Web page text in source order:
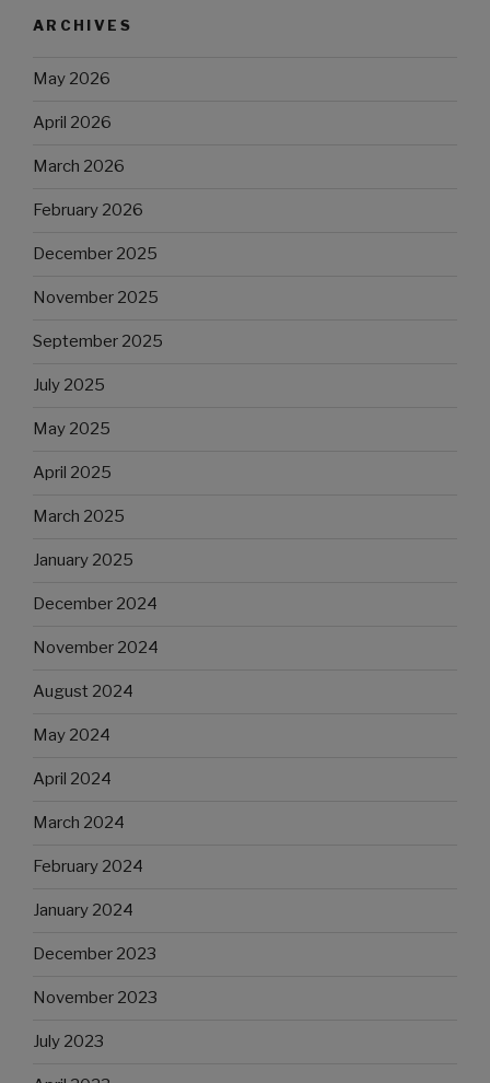
ARCHIVES
May 2026
April 2026
March 2026
February 2026
December 2025
November 2025
September 2025
July 2025
May 2025
April 2025
March 2025
January 2025
December 2024
November 2024
August 2024
May 2024
April 2024
March 2024
February 2024
January 2024
December 2023
November 2023
July 2023